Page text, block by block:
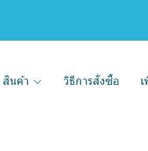
สินค้า วิธีการสั่งซื้อ